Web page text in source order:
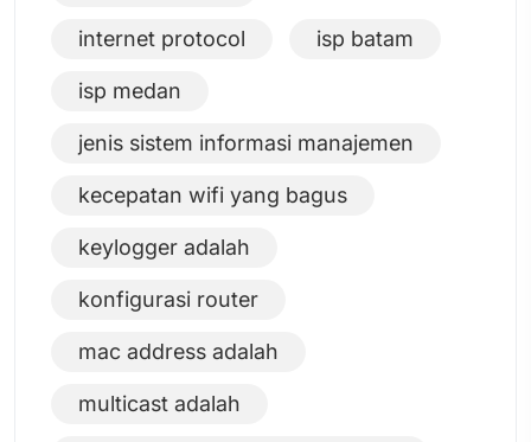
internet protocol isp batam
isp medan
jenis sistem informasi manajemen
kecepatan wifi yang bagus
keylogger adalah
konfigurasi router
mac address adalah
multicast adalah